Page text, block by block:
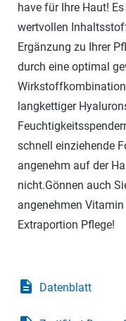
have für Ihre Haut!
wertvollen
Ergänzung zu Ihrer
durch eine optimal
langkettiger
schnell einziehende
angenehm auf der
nicht.Gönnen auch
angenehmen
Extraportion Pflege!
description Datenblatt